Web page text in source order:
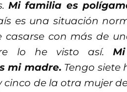
Mi familia es
es una situación
con más de
lo he visto así.
mi madre. Tengo siete
de la otra mujer